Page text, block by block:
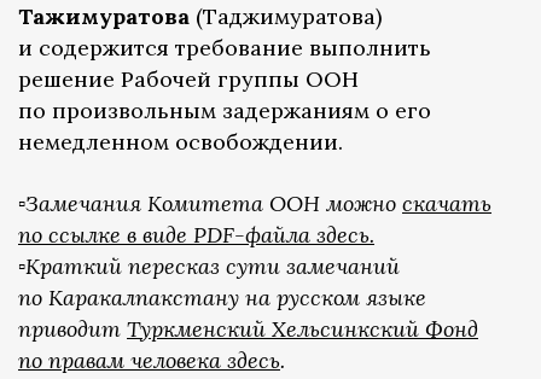
Тажимуратова (Таджимуратова)
и содержится требование выполнить
решение Рабочей группы ООН
по произвольным задержаниям о его
немедленном освобождении.
▫️Замечания Комитета ООН можно скачать
по ссылке в виде PDF-файла здесь.
▫️Краткий пересказ сути замечаний
по Каракалпакстану на русском языке
приводит Туркменский Хельсинкский Фонд
по правам человека здесь.